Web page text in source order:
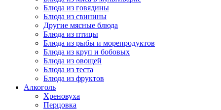
Блюда из говядины
Блюда из свинины
Другие мясные блюда
Блюда из птицы
Блюда из рыбы и морепродуктов
Блюда из круп и бобовых
Блюда из овощей
Блюда из теста
Блюда из фруктов
Алкоголь
Хреновуха
Перцовка